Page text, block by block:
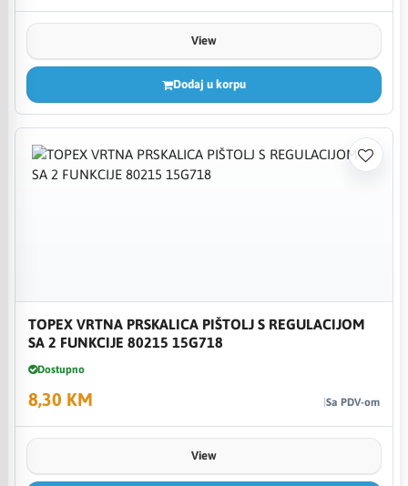
View
Dodaj u korpu
TOPEX VRTNA PRSKALICA PIŠTOLJ S REGULACIJOM
SA 2 FUNKCIJE 80215 15G718
Dostupno
8,30 KM Sa PDV-om
View